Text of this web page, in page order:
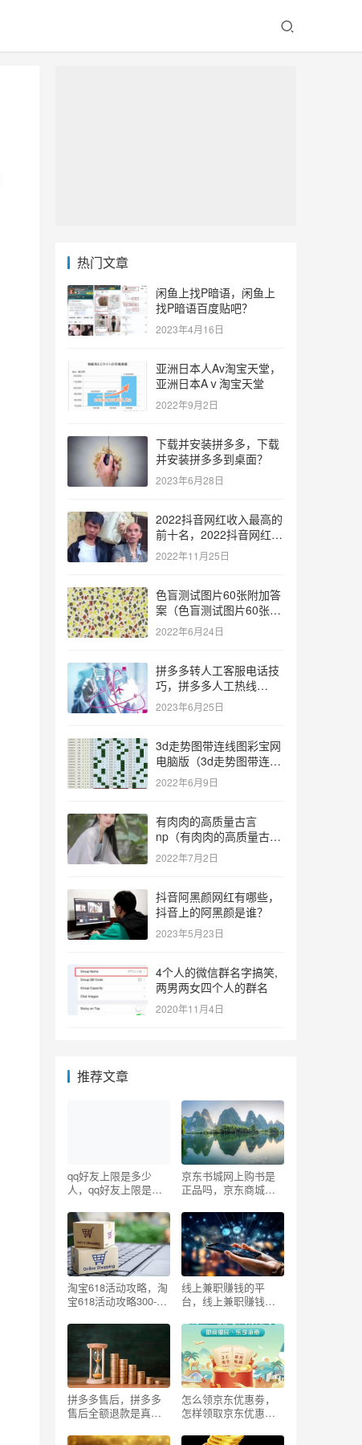
热门文章
闲鱼上找P暗语，闲鱼上
找P暗语百度贴吧？
2023年4月16日
亚洲日本人Av淘宝天堂，
亚洲日本Aⅴ淘宝天堂
2022年9月2日
下载并安装拼多多，下载
并安装拼多多到桌面？
2023年6月28日
2022抖音网红收入最高的
前十名，2022抖音网红收
入最高的前十名有哪些？
2022年11月25日
色盲测试图片60张附加答
案（色盲测试图片60张复
杂）
2022年6月24日
拼多多转人工客服电话技
巧，拼多多人工热线
9541344？
2023年6月25日
3d走势图带连线图彩宝网
电脑版（3d走势图带连线
图彩宝网手机版）
2022年6月9日
有肉肉的高质量古言
np（有肉肉的高质量古言
np推荐）
2022年7月2日
抖音阿黑颜网红有哪些，
抖音上的阿黑颜是谁？
2023年5月23日
4个人的微信群名字搞笑,
两男两女四个人的群名
2020年11月4日
推荐文章
qq好友上限是多少
人，qq好友上限是多
京东书城网上购书是
正品吗，京东商城书
淘宝618活动攻略，淘
宝618活动攻略300-
线上兼职赚钱的平
台，线上兼职赚钱正
拼多多售后，拼多多
售后全额退款是真的
怎么领京东优惠劵，
怎样领取京东优惠